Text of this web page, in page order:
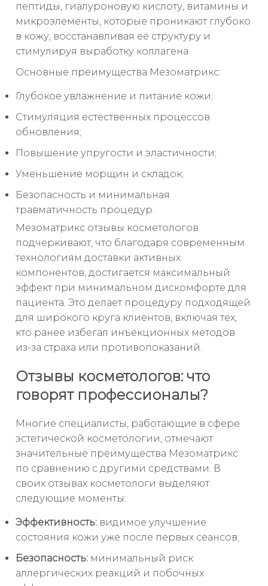
пептиды, гиалуроновую кислоту, витамины и
микроэлементы, которые проникают глубоко
в кожу, восстанавливая её структуру и
стимулируя выработку коллагена.
Основные преимущества Мезоматрикс:
Глубокое увлажнение и питание кожи;
Стимуляция естественных процессов
обновления;
Повышение упругости и эластичности;
Уменьшение морщин и складок;
Безопасность и минимальная
травматичность процедур.
Мезоматрикс отзывы косметологов
подчеркивают, что благодаря современным
технологиям доставки активных
компонентов, достигается максимальный
эффект при минимальном дискомфорте для
пациента. Это делает процедуру подходящей
для широкого круга клиентов, включая тех,
кто ранее избегал инъекционных методов
из-за страха или противопоказаний.
Отзывы косметологов: что
говорят профессионалы?
Многие специалисты, работающие в сфере
эстетической косметологии, отмечают
значительные преимущества Мезоматрикс
по сравнению с другими средствами. В
своих отзывах косметологи выделяют
следующие моменты:
Эффективность: видимое улучшение
состояния кожи уже после первых сеансов;
Безопасность: минимальный риск
аллергических реакций и побочных